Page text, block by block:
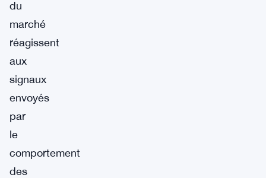
du
marché
réagissent
aux
signaux
envoyés
par
le
comportement
des